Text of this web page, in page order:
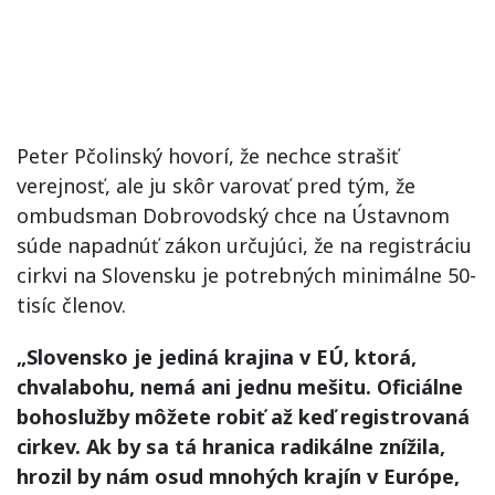
Peter Pčolinský hovorí, že nechce strašiť
verejnosť, ale ju skôr varovať pred tým, že
ombudsman Dobrovodský chce na Ústavnom
súde napadnúť zákon určujúci, že na registráciu
cirkvi na Slovensku je potrebných minimálne 50-
tisíc členov.
„Slovensko je jediná krajina v EÚ, ktorá,
chvalabohu, nemá ani jednu mešitu. Oficiálne
bohoslužby môžete robiť až keď registrovaná
cirkev. Ak by sa tá hranica radikálne znížila,
hrozil by nám osud mnohých krajín v Európe,